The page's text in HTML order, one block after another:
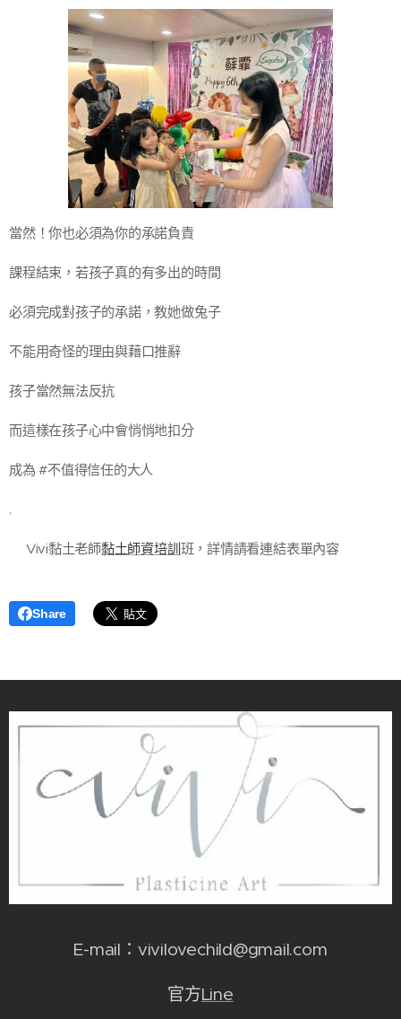
當然！你也必須為你的承諾負責
課程結束，若孩子真的有多出的時間
必須完成對孩子的承諾，教她做兔子
不能用奇怪的理由與藉口推辭
孩子當然無法反抗
而這樣在孩子心中會悄悄地扣分
成為 #不值得信任的大人
.
🌈Vivi黏土老師黏土師資培訓 班，詳情請看連結表單內容🌈
Share
E-mail：vivilovechild@gmail.com
官方Line